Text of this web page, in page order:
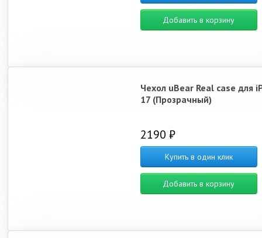
Добавить в корзину
Чехол uBear Real case для
17 (Прозрачный)
2190 ₽
Купить в один клик
Добавить в корзину